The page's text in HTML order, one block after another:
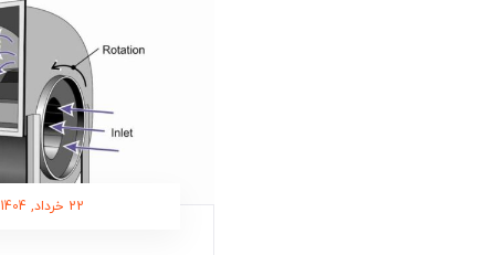
22 خرداد, 1404